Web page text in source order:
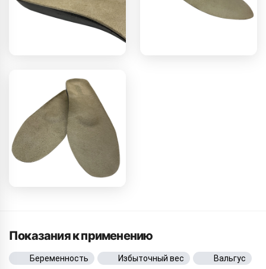
Показания к применению
Беременность Избыточный вес
Вальгус